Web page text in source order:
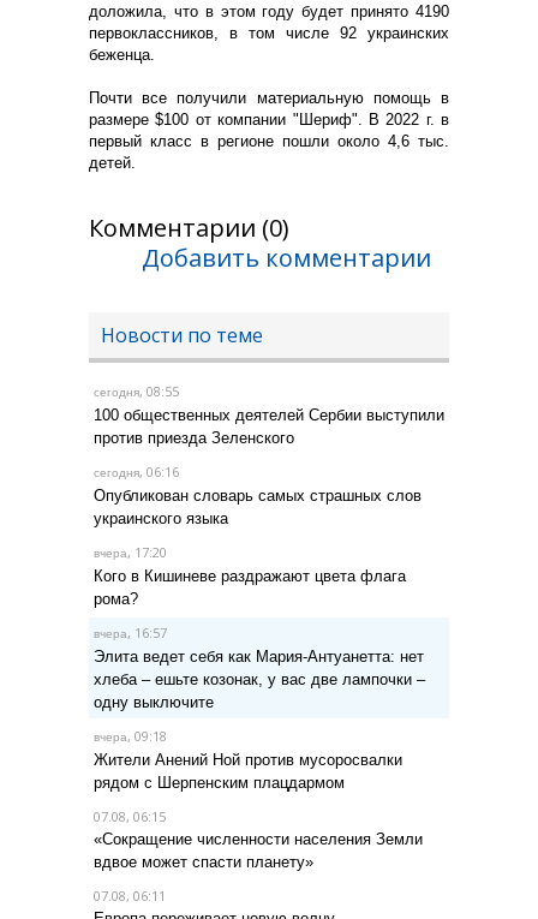
доложила, что в этом году будет принято 4190
первоклассников, в том числе 92 украинских
беженца.
Почти все получили материальную помощь в
размере $100 от компании "Шериф". В 2022 г. в
первый класс в регионе пошли около 4,6 тыс.
детей.
Комментарии (0)
Добавить комментарии
Новости по теме
сегодня, 08:55
100 общественных деятелей Сербии выступили
против приезда Зеленского
сегодня, 06:16
Опубликован словарь самых страшных слов
украинского языка
вчера, 17:20
Кого в Кишиневе раздражают цвета флага
рома?
вчера, 16:57
Элита ведет себя как Мария-Антуанетта: нет
хлеба – ешьте козонак, у вас две лампочки –
одну выключите
вчера, 09:18
Жители Анений Ной против мусоросвалки
рядом с Шерпенским плацдармом
07.08, 06:15
«Сокращение численности населения Земли
вдвое может спасти планету»
07.08, 06:11